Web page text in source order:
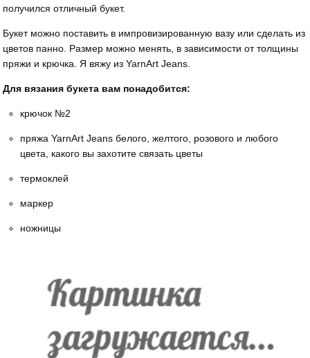
получился отличный букет.
Букет можно поставить в импровизированную вазу или сделать из
цветов панно. Размер можно менять, в зависимости от толщины
пряжи и крючка. Я вяжу из YarnArt Jeans.
Для вязания букета вам понадобится:
крючок №2
пряжа YarnArt Jeans белого, желтого, розового и любого
цвета, какого вы захотите связать цветы
термоклей
маркер
ножницы